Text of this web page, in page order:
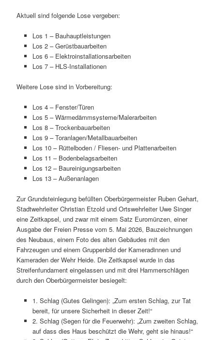
Aktuell sind folgende Lose vergeben:
Los 1 – Bauhauptleistungen
Los 2 – Gerüstbauarbeiten
Los 6 – Elektroinstallationsarbeiten
Los 7 – HLS-Installationen
Weitere Lose sind in Vorbereitung:
Los 4 – Fenster/Türen
Los 5 – Wärmedämmsysteme/Malerarbeiten
Los 8 – Trockenbauarbeiten
Los 9 – Toranlagen/Metallbauarbeiten
Los 10 – Rüttelboden / Fliesen- und Plattenarbeiten
Los 11 – Bodenbelagsarbeiten
Los 12 – Baureinigungsarbeiten
Los 13 – Außenanlagen
Zur Grundsteinlegung befüllten Oberbürgermeister Ruben Gehart,
Stadtwehrleiter Christian Etzold und Ortswehrleiter Uwe Singer
eine Zeitkapsel, und zwar mit einem Satz Euromünzen, einer
Ausgabe der Freien Presse vom 5. Mai 2026, Bauzeichnungen
des Neubaus, einem Foto des alten Gebäudes mit den
Fahrzeugen und einem Gruppenbild der Kameradinnen und
Kameraden der Wehr Heide. Die Zeitkapsel wurde in das
Streifenfundament einge­lassen und mit drei Hammerschlägen
durch den Oberbürgermeister besiegelt:
1. Schlag (Gutes Gelingen): „Zum ersten Schlag, zur Tat
bereit, für unsere Sicherheit in dieser Zeit!“
2. Schlag (Segen für die Feuerwehr): „Zum zweiten Schlag,
auf dass dies Haus beschützt die Wehr, geht sie hinaus!“